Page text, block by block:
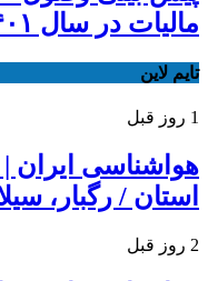
مالیات در سال ۱۴۰۱
تایم لاین
1 روز قبل
استان / رگبار،
2 روز قبل